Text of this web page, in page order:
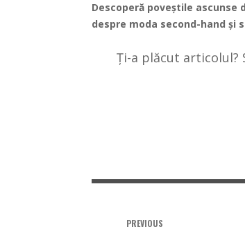
Descoperă poveștile
despre moda second-hand și
Ți-a plăcut articolul?
PREVIOUS